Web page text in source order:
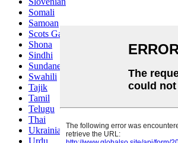
Somali
Samoan
Scots Gaelic
Shona
Sindhi
Sundanese
Swahili
Tajik
Tamil
Telugu
Thai
Ukrainian
Urdu